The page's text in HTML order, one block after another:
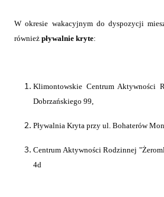
W okresie wakacyjnym do dyspozycji
również pływalnie kryte:
Klimontowskie Centrum Aktywności
Dobrzańskiego 99,
Pływalnia Kryta przy ul. Bohaterów
Centrum Aktywności Rodzinnej
4d